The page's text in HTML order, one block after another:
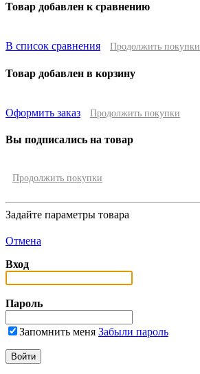
Товар добавлен к сравнению
В список сравнения Продолжить покупки
Товар добавлен в корзину
Оформить заказ Продолжить покупки
Вы подписались на товар
Продолжить покупки
Задайте параметры товара
Отмена
Вход
Пароль
Запомнить меня Забыли пароль